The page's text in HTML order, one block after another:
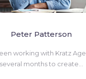
Peter Patterson
working with Kratz
several months to create…